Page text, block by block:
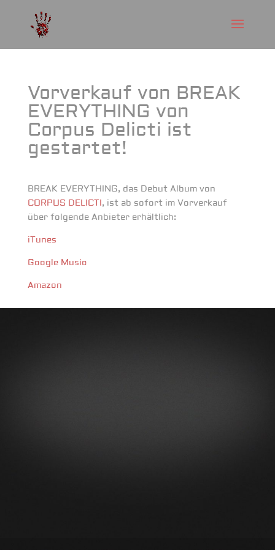
Vorverkauf von BREAK
EVERYTHING von
Corpus Delicti ist
gestartet!
BREAK EVERYTHING, das Debut Album von
CORPUS DELICTI, ist ab sofort im Vorverkauf
über folgende Anbieter erhältlich:
iTunes
Google Music
Amazon